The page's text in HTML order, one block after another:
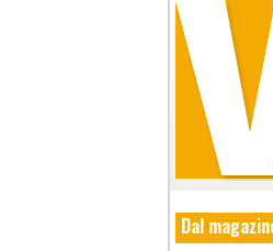
Dal